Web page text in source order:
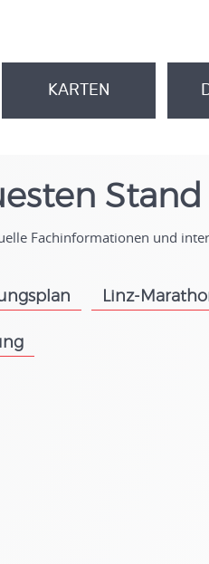
KARTEN
Stand
Fachinformationen und
Linz-